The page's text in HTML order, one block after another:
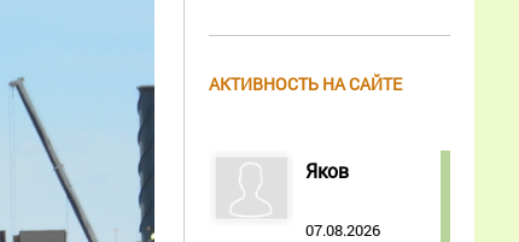
АКТИВНОСТЬ НА САЙТЕ
Яков
07.08.2026